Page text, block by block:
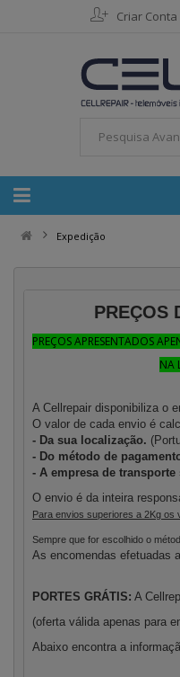
Criar Conta
Expedição
PREÇOS
PREÇOS APRESENTADOS
NA
A Cellrepair disponibiliza o
O valor de cada envio é
- Da sua localização.
- Do método de
- A empresa de transporte
O envio é da inteira
Para envios superiores a 2Kg
Sempre que for escolhido o
As encomendas efetuadas
PORTES GRÁTIS: A
(oferta válida apenas para
Abaixo encontra a